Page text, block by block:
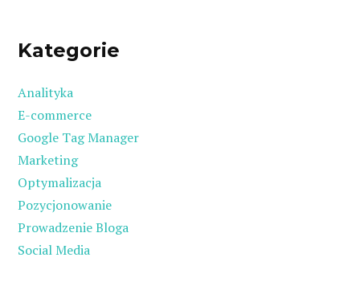
Kategorie
Analityka
E-commerce
Google Tag Manager
Marketing
Optymalizacja
Pozycjonowanie
Prowadzenie Bloga
Social Media